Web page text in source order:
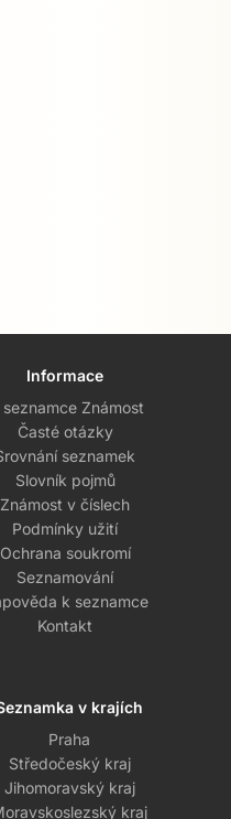
Informace
seznamce Známost
Časté otázky
seznamek
Slovník pojmů
Známost v číslech
Podmínky užití
Ochrana soukromí
Seznamování
k seznamce
Kontakt
v krajích
Praha
Středočeský kraj
Jihomoravský kraj
kraj